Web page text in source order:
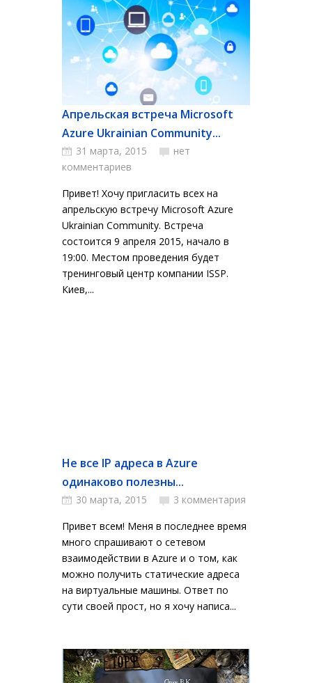
Апрельская встреча Microsoft
Azure Ukrainian Community...
31 марта, 2015
нет
комментариев
Привет! Хочу пригласить всех на
апрельскую встречу Microsoft Azure
Ukrainian Community. Встреча
состоится 9 апреля 2015, начало в
19:00. Местом проведения будет
тренинговый центр компании ISSP.
Киев,...
Не все IP адреса в Azure
одинаково полезны...
30 марта, 2015
3 комментария
Привет всем! Меня в последнее время
много спрашивают о сетевом
взаимодействии в Azure и о том, как
можно получить статические адреса
на виртуальные машины. Ответ по
сути своей прост, но я хочу написа...